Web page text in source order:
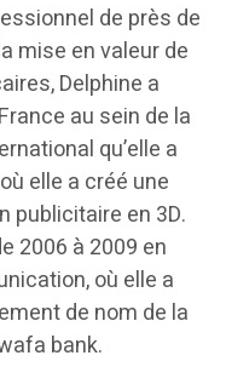
de près de
mise en valeur de
Delphine a
au sein de la
qu’elle a
elle a créé une
publicitaire en 3D.
2006 à 2009 en
où elle a
de nom de la
bank.